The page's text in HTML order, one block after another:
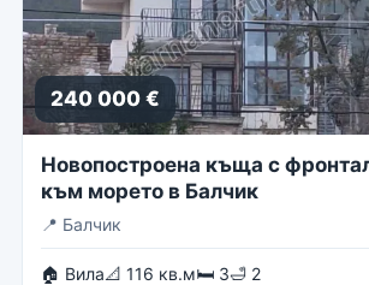
240 000 €
Новопостроена къща с
към морето в Балчик
📍 Балчик
🏠 Вила📐 116 кв.м🛏 3🛁 2